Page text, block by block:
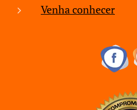
Venha conhecer